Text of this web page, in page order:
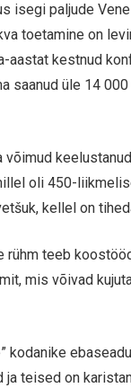
isegi paljude
toetamine on
aastat kestnud
saanud üle 14
oli 450-
kellel on
teeb
mis võivad
kodanike
teised on